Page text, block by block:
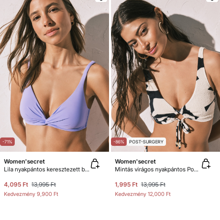
-71%
Women'secret
Lila nyakpántos keresztezett bikinifelső
4,095 Ft 13,995 Ft
Kedvezmény 9,900 Ft
-86% POST-SURGERY
Women'secret
Mintás virágos nyakpántos Post-Surgery bikinifelső
1,995 Ft 13,995 Ft
Kedvezmény 12,000 Ft